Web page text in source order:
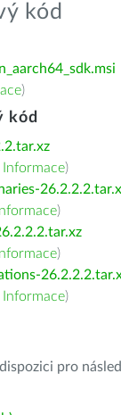
kód
)
kód
Informace)
Informace)
Informace)
Informace)
pro